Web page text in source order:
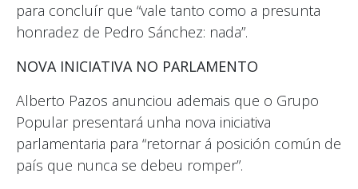
para concluír que “vale tanto como a presunta
honradez de Pedro Sánchez: nada”.
NOVA INICIATIVA NO PARLAMENTO
Alberto Pazos anunciou ademais que o Grupo
Popular presentará unha nova iniciativa
parlamentaria para “retornar á posición común de
país que nunca se debeu romper”.